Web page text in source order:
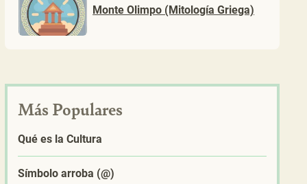
Monte Olimpo (Mitología Griega)
Más Populares
Qué es la Cultura
Símbolo arroba (@)